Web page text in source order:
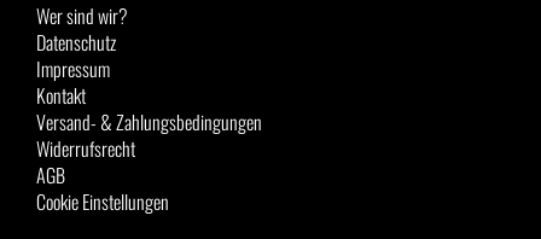
Wer sind wir?
Datenschutz
Impressum
Kontakt
Versand- & Zahlungsbedingungen
Widerrufsrecht
AGB
Cookie Einstellungen